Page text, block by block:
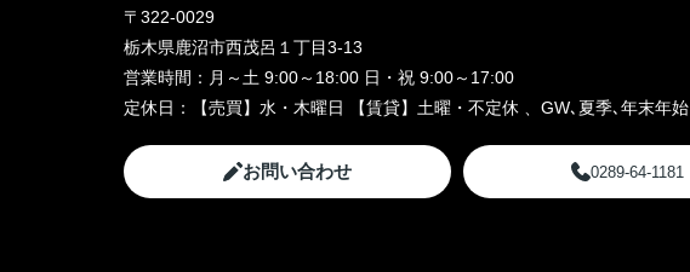
〒322-0029
栃木県鹿沼市西茂呂１丁目3-13
営業時間： 月～土 9:00～18:00 日・祝 9:00～17:00
定休日：
【売買】水・木曜日 【賃貸】土曜・不定休 、GW､夏季､年末年始
お問い合わせ 0289-64-1181